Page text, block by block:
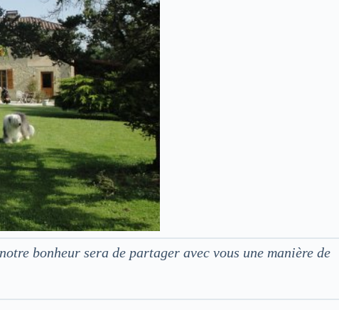
bonheur sera de partager avec vous une manière de